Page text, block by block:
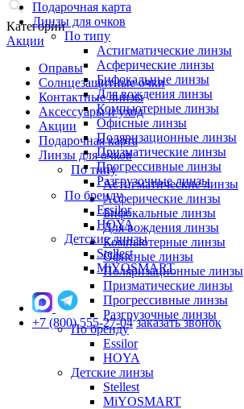
Категории
Акции
Оправы
Солнцезащитные очки
Контактные линзы
Аксессуары и уход
Акции
Подарочная карта
Линзы для очков
По типу
Астигматические линзы
Асферические линзы
Бифокальные линзы
Для вождения линзы
Компьютерные линзы
Офисные линзы
Поляризационные линзы
Призматические линзы
Прогрессивные линзы
Разгрузочные линзы
По бренду
Essilor
HOYA
Детские линзы
Stellest
MiYOSMART
Подарочная карта
Линзы для очков
По типу
Астигматические линзы
Асферические линзы
Бифокальные линзы
Для вождения линзы
Компьютерные линзы
Офисные линзы
Поляризационные линзы
Призматические линзы
Прогрессивные линзы
Разгрузочные линзы
По бренду
Essilor
HOYA
Детские линзы
Stellest
MiYOSMART
+7 (800) 555-27-04 заказать звонок